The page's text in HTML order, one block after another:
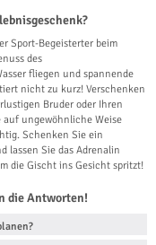
Sport-Begeisterter beim
des
fliegen und spannende
nicht zu kurz! Verschenken
Bruder oder Ihren
auf ungewöhnliche Weise
Schenken Sie ein
lassen Sie das Adrenalin
die Gischt ins Gesicht spritzt!
die Antworten!